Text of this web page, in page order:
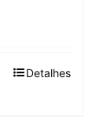
Detalhes